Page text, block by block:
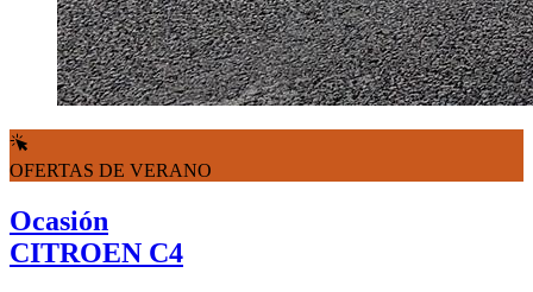
OFERTAS DE VERANO
Ocasión
CITROEN C4